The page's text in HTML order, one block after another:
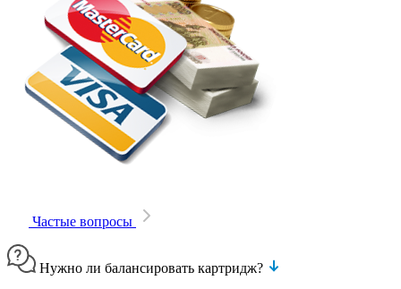
Частые вопросы
Нужно ли балансировать картридж?